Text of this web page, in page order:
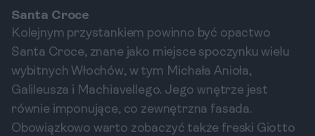
Santa Croce
Kolejnym przystankiem powinno być opactwo
Santa Croce, znane jako miejsce spoczynku wielu
wybitnych Włochów, w tym Michała Anioła,
Galileusza i Machiavellego. Jego wnętrze jest
równie imponujące, co zewnętrzna fasada.
Obowiązkowo warto zobaczyć także freski Giotto